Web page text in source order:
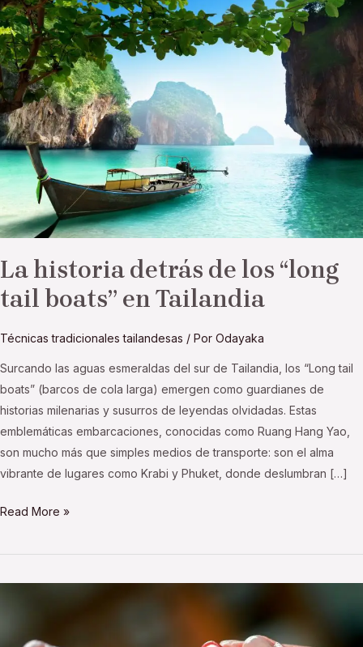
La historia detrás de los “long
tail boats” en Tailandia
Técnicas tradicionales tailandesas / Por Odayaka
Surcando las aguas esmeraldas del sur de Tailandia, los “Long tail
boats” (barcos de cola larga) emergen como guardianes de
historias milenarias y susurros de leyendas olvidadas. Estas
emblemáticas embarcaciones, conocidas como Ruang Hang Yao,
son mucho más que simples medios de transporte: son el alma
vibrante de lugares como Krabi y Phuket, donde deslumbran […]
La
historia
detrás
de
los
“long
tail
boats”
en
Tailandia
Read More »